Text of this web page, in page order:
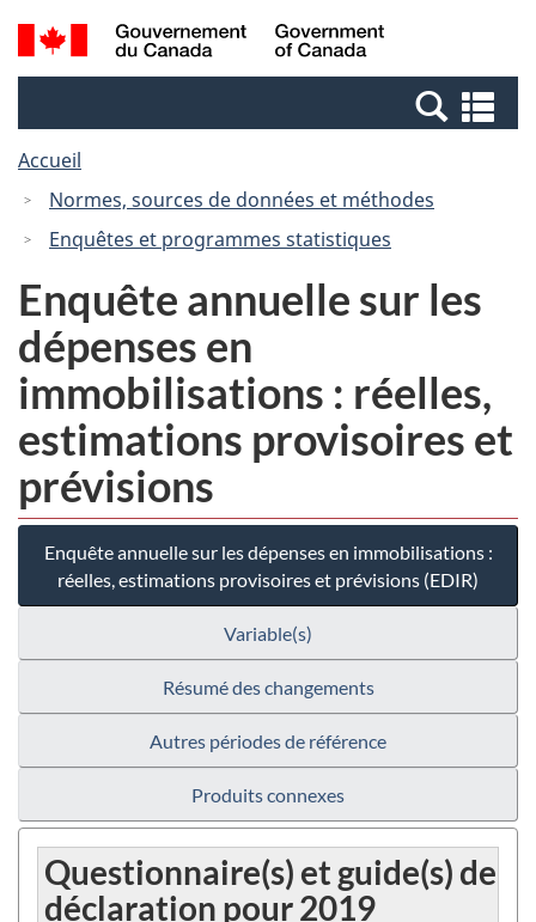
Passer
au
Passer
à
Canada
Recherche
et
et
Accueil
Normes, sources de données et méthodes
Enquêtes et programmes statistiques
Enquête annuelle sur les
dépenses en
immobilisations : réelles,
estimations provisoires et
prévisions
Enquête annuelle sur les dépenses en immobilisations :
réelles, estimations provisoires et prévisions (EDIR)
Variable(s)
Résumé des changements
Autres périodes de référence
Produits connexes
Questionnaire(s) et guide(s) de
déclaration pour 2019